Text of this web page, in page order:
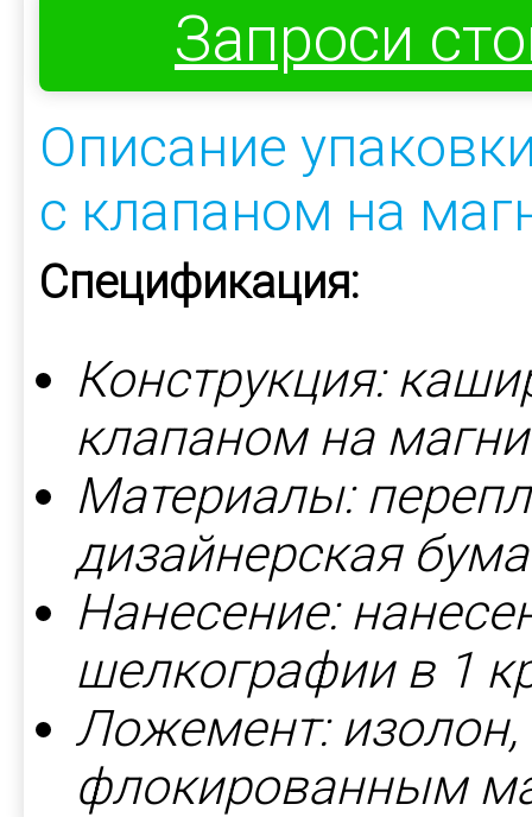
Запроси
Описание
с клапаном на
Спецификация:
Конструкция:
клапаном на
Материалы:
дизайнерская
Нанесение:
шелкографии в 1
Ложемент:
флокированным